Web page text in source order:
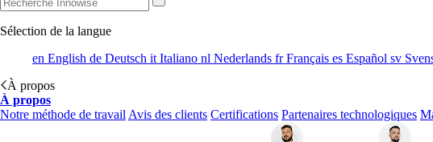
Sélection de la langue
en English de Deutsch it Italiano nl Nederlands frFrançais es Español sv
À propos
À propos
Notre méthode de travail Avis des clients Certifications Partenaires technologiques